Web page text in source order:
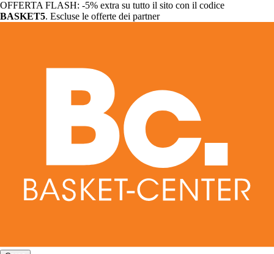
OFFERTA FLASH: -5% extra su tutto il sito con il codice
BASKET5. Escluse le offerte dei partner